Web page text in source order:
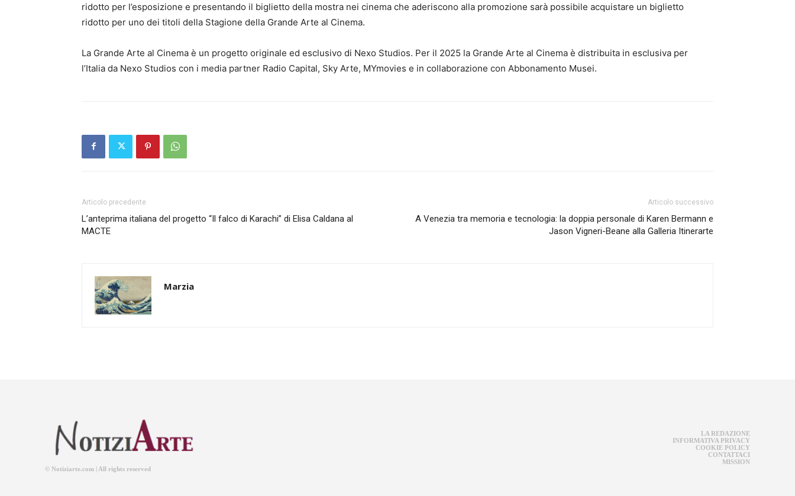
ridotto per l’esposizione e presentando il biglietto della mostra nei cinema che aderiscono alla promozione sarà possibile acquistare un biglietto
ridotto per uno dei titoli della Stagione della Grande Arte al Cinema.
La Grande Arte al Cinema è un progetto originale ed esclusivo di Nexo Studios. Per il 2025 la Grande Arte al Cinema è distribuita in esclusiva per
l’Italia da Nexo Studios con i media partner Radio Capital, Sky Arte, MYmovies e in collaborazione con Abbonamento Musei.
Articolo precedente
L’anteprima italiana del progetto “Il falco di Karachi” di Elisa Caldana al
MACTE
Articolo successivo
A Venezia tra memoria e tecnologia: la doppia personale di Karen Bermann e
Jason Vigneri-Beane alla Galleria Itinerarte
Marzia
© Notiziarte.com | All rights reserved
LA REDAZIONE
INFORMATIVA PRIVACY
COOKIE POLICY
CONTATTACI
MISSION